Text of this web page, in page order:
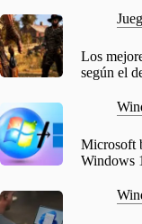
Los
según el
Microsoft
Windows